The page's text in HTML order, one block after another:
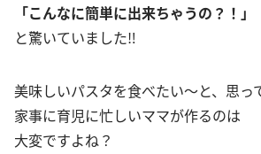
「こんなに簡単に出来ちゃうの？！」
と驚いていました‼︎
美味しいパスタを食べたい〜と、思っ
家事に育児に忙しいママが作るのは
大変ですよね？